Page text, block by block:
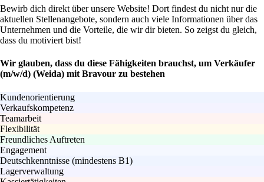
Bewirb dich direkt über unsere Website! Dort findest du nicht nur die
aktuellen Stellenangebote, sondern auch viele Informationen über das
Unternehmen und die Vorteile, die wir dir bieten. So zeigst du gleich,
dass du motiviert bist!
Wir glauben, dass du diese Fähigkeiten brauchst, um Verkäufer
(m/w/d) (Weida) mit Bravour zu bestehen
Kundenorientierung
Verkaufskompetenz
Teamarbeit
Flexibilität
Freundliches Auftreten
Engagement
Deutschkenntnisse (mindestens B1)
Lagerverwaltung